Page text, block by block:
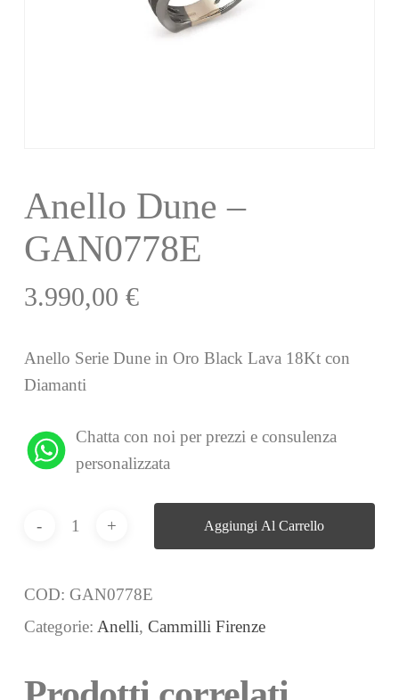
Anello Dune –
GAN0778E
3.990,00 €
Anello Serie Dune in Oro Black Lava 18Kt con
Diamanti
Chatta con noi per prezzi e consulenza
personalizzata
Aggiungi Al Carrello
COD: GAN0778E
Categorie: Anelli, Cammilli Firenze